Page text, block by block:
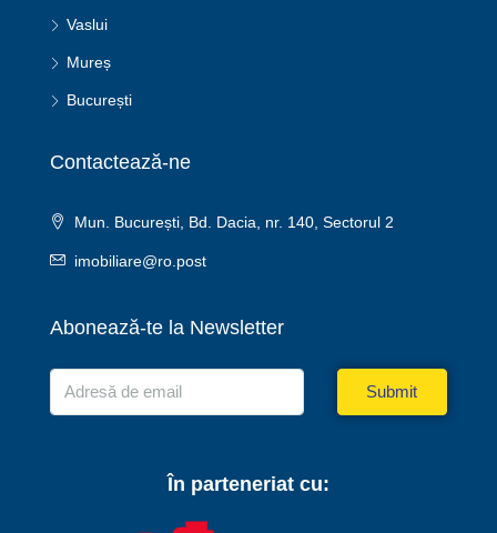
Vaslui
Mureș
București
Contactează-ne
Mun. București, Bd. Dacia, nr. 140, Sectorul 2
imobiliare@ro.post
Abonează-te la Newsletter
Submit
În parteneriat cu: